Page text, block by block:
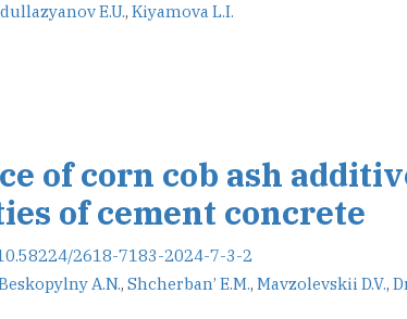
E.U., Kiyamova L.I.
of corn cob ash
of cement concrete
2618-7183-2024-7-3-2
A.N., Shcherban’ E.M., Mavzolevskii D.V.,